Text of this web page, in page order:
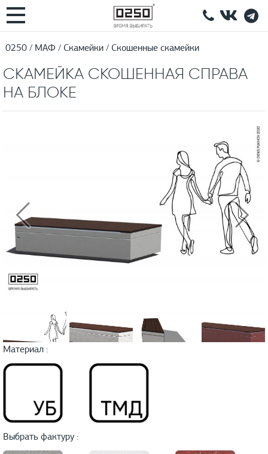
0250 МАФ Скамейки Скошенные скамейки
СКАМЕЙКА СКОШЕННАЯ СПРАВА
НА БЛОКЕ
Материал :
Выбрать фактуру :